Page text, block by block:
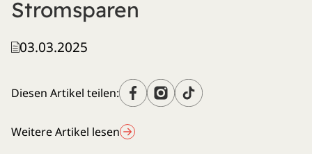
Stromsparen
03.03.2025
Diesen Artikel teilen:
Weitere Artikel lesen